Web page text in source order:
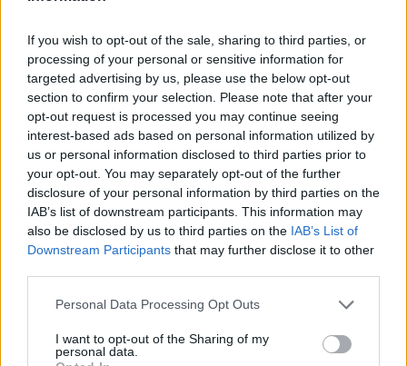
If you wish to opt-out of the sale, sharing to third parties, or
processing of your personal or sensitive information for
targeted advertising by us, please use the below opt-out
section to confirm your selection. Please note that after your
opt-out request is processed you may continue seeing
interest-based ads based on personal information utilized by
us or personal information disclosed to third parties prior to
your opt-out. You may separately opt-out of the further
disclosure of your personal information by third parties on the
IAB’s list of downstream participants. This information may
also be disclosed by us to third parties on the IAB’s List of
Downstream Participants that may further disclose it to other
Personal Data Processing Opt Outs
I want to opt-out of the Sharing of my
personal data.
Tags:
Potok, Fehlinger kërkon
hetim të plotë dhe presion
të BE-së ndaj Serbisë
dhimbja e madhe, Arianit
Çetaj gjendet i pajetë në